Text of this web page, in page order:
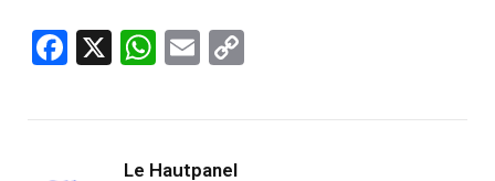
Facebook
X WhatsApp
Email
Le Hautpanel